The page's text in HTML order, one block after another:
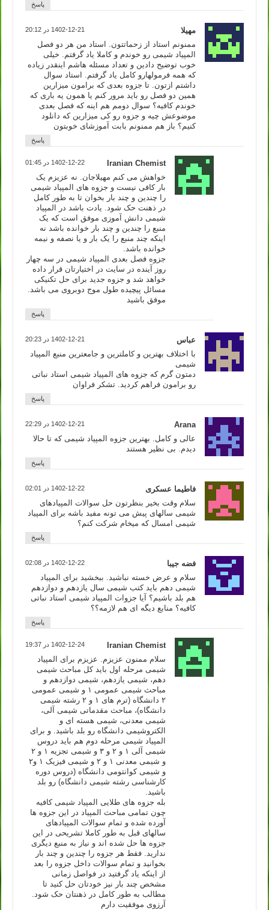
پاسخ
مهیلا 1402-12-21 در 20:12
ممنونم استاد از زحماتتون. استاد من هر دو فصل
المپیاد شیمی رو خوندم و کاملا یاد گرفتم. خیلی
خوب توضیح دادین و تعداد مسئله هاشم اینقدر زیاده
که همه فرمولهارو کامل یاد گرفتم. استاد سوال
داشتم ازتون. تا جزوه بعدی که برامون میزارین
همین دو فصل رو باید مرور کنم یا همون یه باری که
خوندم کافیه؟ سوال دومم هم اینه که فصل بعدی
موضوعش چیه و جزوه رو کی میزارین که دانلود
کنیم؟ باز هم ممنونم بابت آموزشای خوبتون
پاسخ
Iranian Chemist 1402-12-22 در 01:45
خواهش می کنم مهیلاجان. نه عزیزم یک
بار کافی نیست و جزوه های المپیاد شیمی
را چندین و چند بار بخوان تا به طور کامل
در ذهنت حک شود. یادت باشد در المپیاد
شیمی دانش آموزی موفق است که یک
منبع را چندین و چند بار خوانده باشد نه
اینکه چند منبع را یک بار و یا نصفه و نیمه
خوانده باشد.
جزوه فصل بعدی المپیاد شیمی در سه چهار
روز آینده در سایت در اختیارتان قرار داده
خواهد شد و جزوه جدید برای حل تکنیکی
مسائل پیچیده طول موج دوبروی می باشد.
موفق باشید
پاسخ
عباس 1402-12-21 در 20:23
با اختلاف بهترین و کاملترین و جامعترین منبع المپیاد
شیمی
دمتون گرم که جزوه های المپیاد شیمی استاد نباتی
رو برامون فراهم کردید. تشکر فراوان
پاسخ
Arana 1402-12-21 در 22:29
عالی و کامل. بهترین جزوه المپیاد شیمی که تا حالا
دیدم. بی نظیر هستند
پاسخ
فاطیما عسکری 1402-12-22 در 02:01
سلام وقت بخیر بنظرتون حل سوالات المپیادهای
شیمی سالهای پیش می تونه مفید باشه برای المپیاد
شیمی امسال که میخام شرکت کنم؟
پاسخ
فضه جیبا 1402-12-22 در 02:08
سلام و عرض خسته نباشید. ببخشید برای المپیاد
شیمی دهم باید کتب شیمی سال یازدهم و دوازدهم
هم بلد باشیم؟ آیا جزوات المپیاد شیمی استاد نباتی
کافیه؟ منابع دیگه ای هم لازمه؟؟
پاسخ
Iranian Chemist 1402-12-24 در 19:37
سلام ممنون عزیزم. عزیزم برای المپیاد
شیمی مرحله اول باید کل مباحث شیمی
دهم، شیمی یازدهم، شیمی دوازدهم و
مباحث شیمی عمومی ۱ و شیمی عمومی
۲ دانشگاه (ترم های ۱ و ۲ رشته شیمی
دانشگاه)، مباحث مقدماتی شیمی آلی،
شیمی معدنی، شیمی هسته ای و
الکتروشیمی دانشگاه رو بلد باشید. و برای
المپیاد شیمی مرحله دوم هم باید دروس
شیمی آلی ۱ و ۲ و ۳ و شیمی تجزیه ۱ و ۲
و شیمی معدنی ۱ و ۲ و شیمی فیزیک ۱ و۲
و شیمی کوانتومی دانشگاه (دروس دوره
کارشناسی رشته شیمی دانشگاه) رو بلد
باشید.
بله جزوه های طلایی المپیاد شیمی کافیه
چون تمامی مباحث المپیاد در این جزوه ها
آورده شده و تمام سوالات المپیادهای
سالهای قبل به طور کاملا تشریحی در این
جزوه ها حل شده اند و نیاز به منبع دیگری
ندارید. فقط هر جزوه را چندین و چند بار
بخوانید و تمام سوالات داخل جزوه را بعد
از اینکه یاد گرفتید در فواصل زمانی
مشخص چند بار نیز خودتان حل کنید تا
مطالب به طور کامل در ذهنتان حک شود.
آرزوی موفقیت دارم